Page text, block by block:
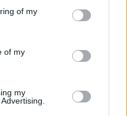
of my
of my
my
LAMDA Development για
Ελληνικό: 30 γερανοί στο
των έργων